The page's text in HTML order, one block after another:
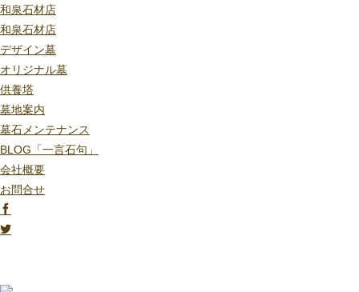
和泉石材店
和泉石材店
デザイン墓
オリジナル墓
供養塔
墓地案内
墓石メンテナンス
BLOG「一言石句」
会社概要
お問合せ